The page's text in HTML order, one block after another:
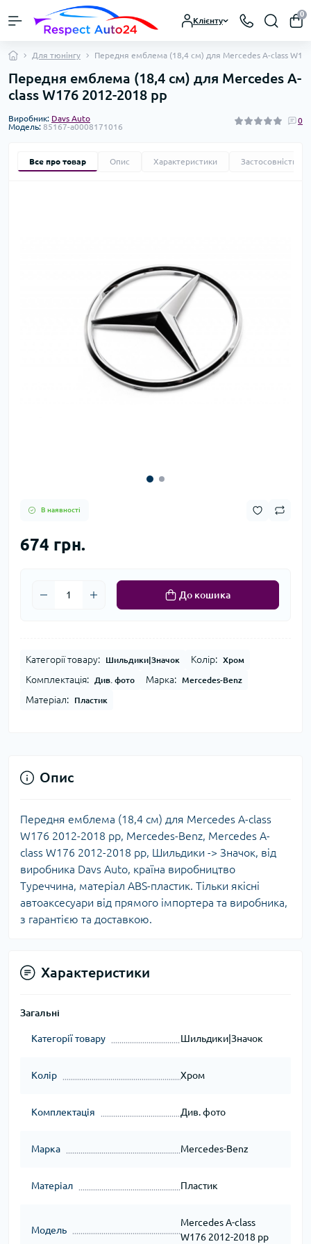
Клієнту
0
Для тюнінгу Передня емблема (18,4 см) для Mercedes A-сlass
Передня емблема (18,4 см) для Mercedes A-
сlass W176 2012-2018 рр
Виробник: Davs Auto
Модель: 85167-a0008171016
0
Все про товар Опис Характеристики Застосовність
В наявності
674 грн.
До кошика
Категорії товару: Шильдики|Значок Колір: Хром
Комплектація: Див. фото Марка: Mercedes-Benz
Матеріал: Пластик
Опис
Передня емблема (18,4 см) для Mercedes A-сlass
W176 2012-2018 рр, Mercedes-Benz, Mercedes A-
сlass W176 2012-2018 рр, Шильдики -> Значок, від
виробника Davs Auto, країна виробництво
Туреччина, матеріал ABS-пластик. Тільки якісні
автоаксесуари від прямого імпортера та виробника,
з гарантією та доставкою.
Характеристики
Загальні
Категорії товару Шильдики|Значок
Колір Хром
Комплектація Див. фото
Марка Mercedes-Benz
Матеріал Пластик
Модель
Mercedes A-сlass
W176 2012-2018 рр